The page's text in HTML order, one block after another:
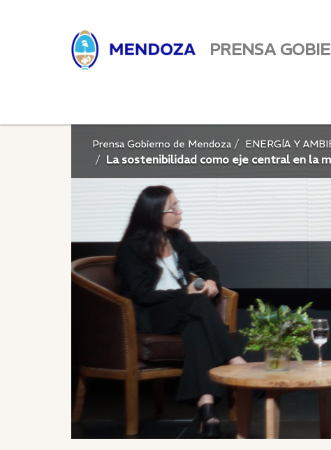
PRENSA
Prensa Gobierno de Mendoza ENERGÍA Y
La sostenibilidad como eje central en la